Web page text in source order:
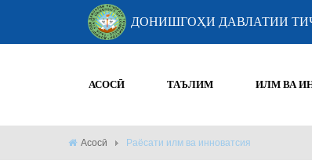
ДОНИШГОҲИ ДАВЛАТИИ
АСОСӢ ТАЪЛИМ ИЛМ ВА
Асосӣ Раёсати илм ва инноватсия